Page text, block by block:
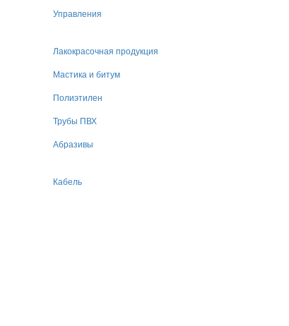
Управления
Лакокрасочная продукция
Мастика и битум
Полиэтилен
Трубы ПВХ
Абразивы
Кабель